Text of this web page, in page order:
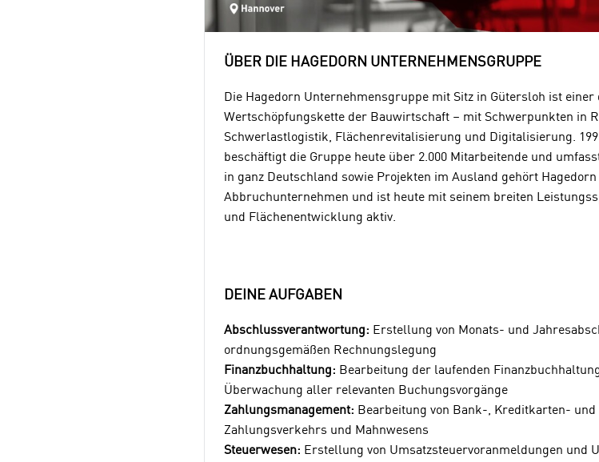
ÜBER DIE HAGEDORN UNTERNEHMENSGRUPPE
Die Hagedorn Unternehmensgruppe mit Sitz in Gütersloh ist
Wertschöpfungskette der Bauwirtschaft – mit Schwerpunkten in
Schwerlastlogistik, Flächenrevitalisierung und Digitalisierung.
beschäftigt die Gruppe heute über 2.000 Mitarbeitende und
in ganz Deutschland sowie Projekten im Ausland gehört
Abbruchunternehmen und ist heute mit seinem breiten
und Flächenentwicklung aktiv.
DEINE AUFGABEN
Abschlussverantwortung: Erstellung von Monats- und
ordnungsgemäßen Rechnungslegung
Finanzbuchhaltung: Bearbeitung der laufenden
Überwachung aller relevanten Buchungsvorgänge
Zahlungsmanagement: Bearbeitung von Bank-, Kreditkarten-
Zahlungsverkehrs und Mahnwesens
Steuerwesen: Erstellung von Umsatzsteuervoranmeldungen und